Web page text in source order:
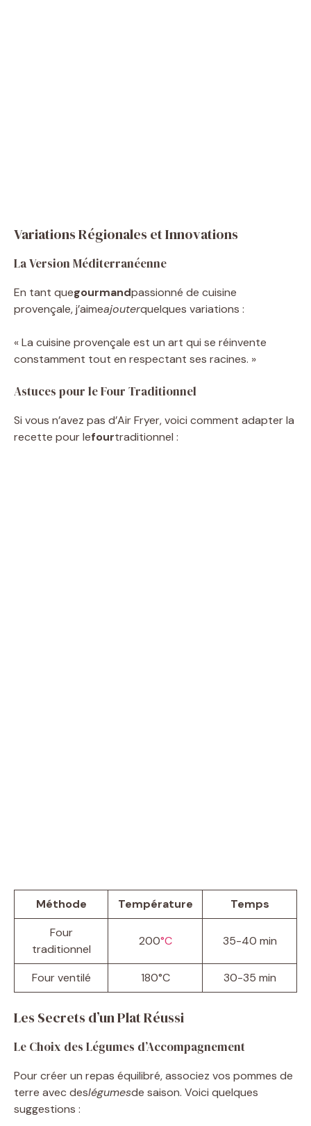
Variations Régionales et Innovations
La Version Méditerranéenne
En tant quegourmandpassionné de cuisine
provençale, j’aimeajouterquelques variations :
« La cuisine provençale est un art qui se réinvente
constamment tout en respectant ses racines. »
Astuces pour le Four Traditionnel
Si vous n’avez pas d’Air Fryer, voici comment adapter la
recette pour lefourtraditionnel :
Méthode Température
Temps
Four
traditionnel
200°C 35-40 min
Four ventilé 180°C 30-35 min
Les Secrets d’un Plat Réussi
Le Choix des Légumes d’Accompagnement
Pour créer un repas équilibré, associez vos pommes de
terre avec deslégumesde saison. Voici quelques
suggestions :